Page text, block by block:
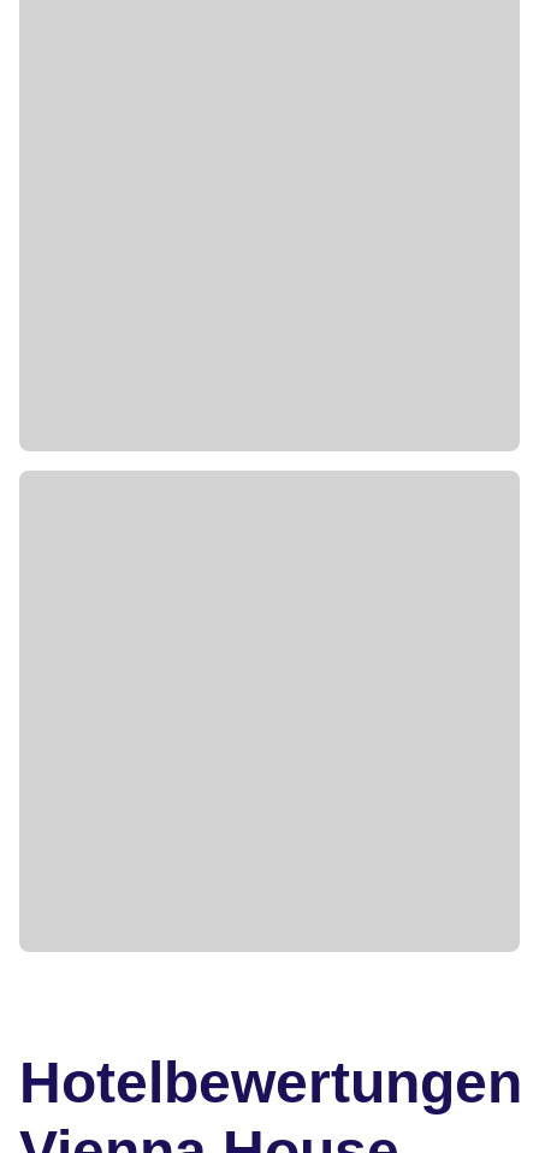
Hotelbewertungen